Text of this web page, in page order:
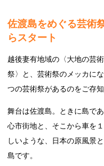
佐渡島をめぐる芸術
らスタート
越後妻有地域の〈大地の芸
祭〉と、芸術祭のメッカに
つの芸術祭があるのをご存
舞台は佐渡島。ときに島で
心市街地と、そこから車を
しいような、日本の原風景
島です。